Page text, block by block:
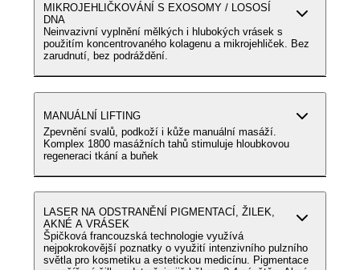
MIKROJEHLIČKOVÁNÍ S EXOSOMY / LOSOSÍ
DNA
Neinvazivní vyplnění mělkých i hlubokých vrásek s
použitím koncentrovaného kolagenu a mikrojehliček. Bez
zarudnutí, bez podráždění.
MANUÁLNÍ LIFTING
Zpevnění svalů, podkoží i kůže manuální masáží.
Komplex 1800 masážních tahů stimuluje hloubkovou
regeneraci tkání a buňek
LASER NA ODSTRANĚNÍ PIGMENTACÍ, ŽILEK,
AKNÉ A VRÁSEK
Špičková francouzská technologie využívá
nejpokrokovější poznatky o využití intenzivního pulzního
světla pro kosmetiku a estetickou medicínu. Pigmentace